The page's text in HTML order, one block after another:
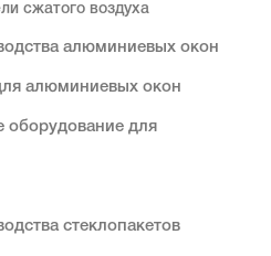
сжатого воздуха
алюминиевых окон
алюминиевых окон
оборудование для
стеклопакетов